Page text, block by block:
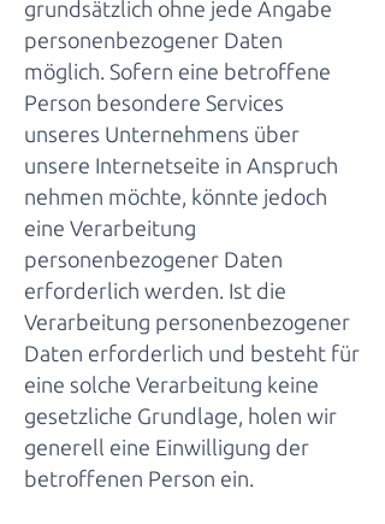
grundsätzlich ohne jede Angabe
personenbezogener Daten
möglich. Sofern eine betroffene
Person besondere Services
unseres Unternehmens über
unsere Internetseite in Anspruch
nehmen möchte, könnte jedoch
eine Verarbeitung
personenbezogener Daten
erforderlich werden. Ist die
Verarbeitung personenbezogener
Daten erforderlich und besteht für
eine solche Verarbeitung keine
gesetzliche Grundlage, holen wir
generell eine Einwilligung der
betroffenen Person ein.